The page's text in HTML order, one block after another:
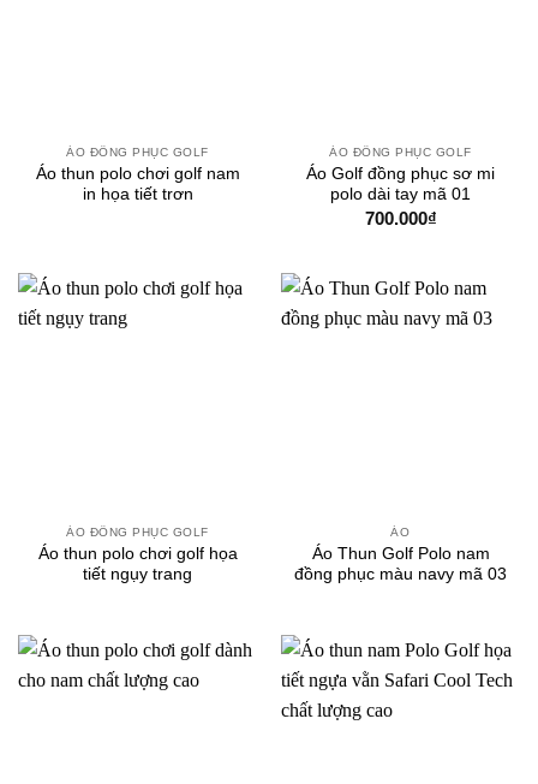
ÁO ĐỒNG PHỤC GOLF
Áo thun polo chơi golf nam
in họa tiết trơn
ÁO ĐỒNG PHỤC GOLF
Áo Golf đồng phục sơ mi
polo dài tay mã 01
700.000₫
ÁO ĐỒNG PHỤC GOLF
Áo thun polo chơi golf họa
tiết ngụy trang
ÁO
Áo Thun Golf Polo nam
đồng phục màu navy mã 03